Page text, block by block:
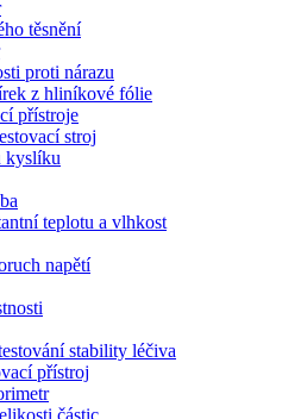
těsnění
proti nárazu
z hliníkové fólie
přístroje
stroj
kyslíku
teplotu a vlhkost
napětí
stability léčiva
přístroj
částic